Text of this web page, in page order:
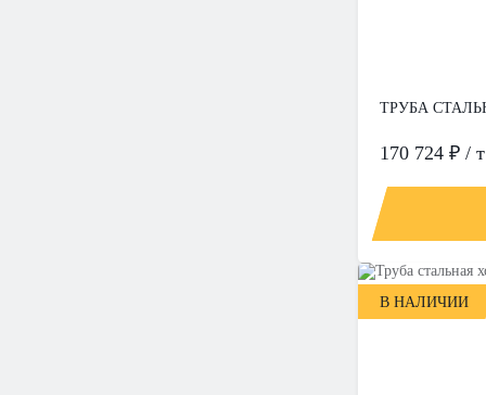
ТРУБА
170 724 ₽ / т
В НАЛИЧИИ